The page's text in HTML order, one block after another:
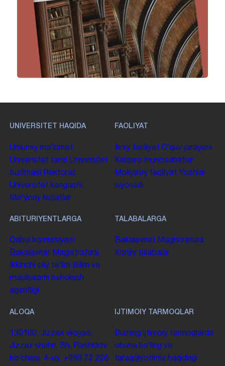
UNIVERSITET HAQIDA
Umumiy maʼlumot
Universitet tarixi Universitet
tuzilmasi Rektorat
Universitet kengashi
Me'yoriy hujjatlar
FAOLIYAT
Ilmiy faoliyat Oʻquv jarayoni
Xalqaro munosabatlar
Moliyaviy faoliyat Yoshlar
siyosati
ABITURIYENTLARGA
Qabul komissiyasi
Bakalavriat Magistratura
Ikkinchi oliy taʼlim Bilim va
malakalarni baholash
agentligi
TALABALARGA
Bakalavriat Magistratura
Xorijiy talabalar
ALOQA
130100. Jizzax viloyati,
Jizzax shahri, Sh. Rashidov
koʻchasi, 4-uy. +998 72 226
IJTIMOIY TARMOQLAR
Bizning ijtimoiy tarmoqlarda
obuna boʻling va
taraqqiyotimiz haqidagi